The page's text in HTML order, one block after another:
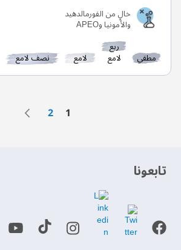
خالٍ من الفورمالدهيد
والأمونيا وAPEO
مطفي
ربع
لامع لامع نصف لامع
الصفحة
أنت تقرأ الصفحة
1 الصفحة
2
‫تابعونا‬